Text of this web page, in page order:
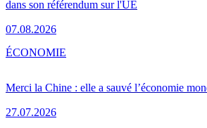
dans son référendum sur l'UE
07.08.2026
Merci la Chine : elle a sauvé l’économie
27.07.2026
ÉCONOMIE